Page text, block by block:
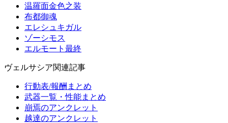
温羅面金色之装
布都御魂
エレシュキガル
ゾーシモス
エルモート最終
ヴェルサシア関連記事
行動表/報酬まとめ
武器一覧・性能まとめ
崩焉のアンクレット
越達のアンクレット